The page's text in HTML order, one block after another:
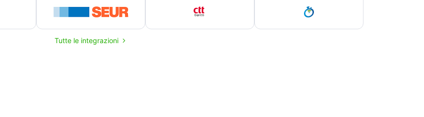
Tutte le integrazioni